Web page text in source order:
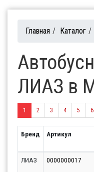
Главная / Каталог /
ЛИАЗ в
1 2 3 4 5 6
Бренд Артикул
ЛИАЗ 0000000017